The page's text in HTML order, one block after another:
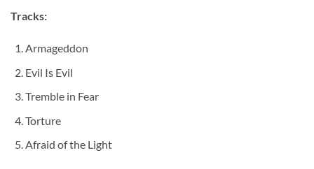
Tracks:
Armageddon
Evil Is Evil
Tremble in Fear
Torture
Afraid of the Light